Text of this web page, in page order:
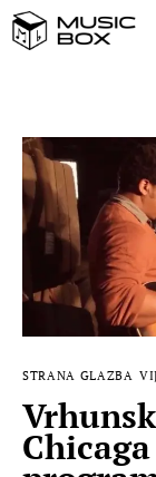
FILM
MUSIC
STRANA GLAZBA